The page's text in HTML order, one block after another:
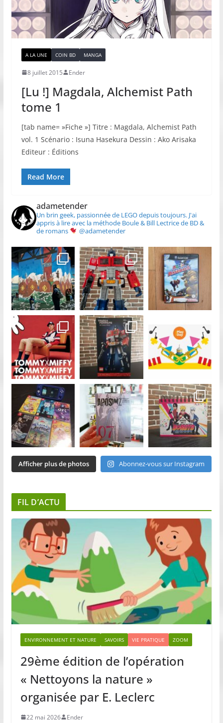
A LA UNE COIN BD MANGA
8 juillet 2015 Ender
[Lu !] Magdala, Alchemist Path
tome 1
[tab name= »Fiche »] Titre : Magdala, Alchemist Path
vol. 1 Scénario : Isuna Hasekura Dessin : Ako Arisaka
Editeur : Éditions
Read More
adametender
Un brin geek, passionnée de LEGO depuis toujours.J'ai
appris à lire avec la méthode Boule & Bill Lectrice de BD &
de romans
@adametender
Afficher plus de photos Abonnez-vous sur Instagram
FIL D’ACTU
ENVIRONNEMENT ET NATURE SAVOIRS VIE PRATIQUE ZOOM
29ème édition de l’opération
« Nettoyons la nature »
organisée par E. Leclerc
22 mai 2026 Ender